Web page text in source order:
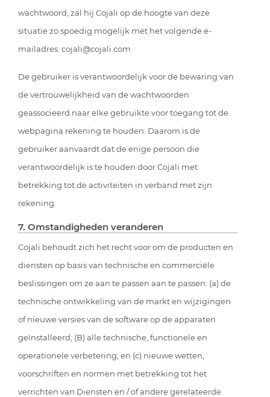
wachtwoord, zal hij Cojali op de hoogte van deze
situatie zo spoedig mogelijk met het volgende e-
mailadres: cojali@cojali.com
De gebruiker is verantwoordelijk voor de bewaring van
de vertrouwelijkheid van de wachtwoorden
geassocieerd naar elke gebruikte voor toegang tot de
webpagina rekening te houden. Daarom is de
gebruiker aanvaardt dat de enige persoon die
verantwoordelijk is te houden door Cojali met
betrekking tot de activiteiten in verband met zijn
rekening.
7. Omstandigheden veranderen
Cojali behoudt zich het recht voor om de producten en
diensten op basis van technische en commerciële
beslissingen om ze aan te passen aan te passen: (a) de
technische ontwikkeling van de markt en wijzigingen
of nieuwe versies van de software op de apparaten
geïnstalleerd; (B) alle technische, functionele en
operationele verbetering; en (c) nieuwe wetten,
voorschriften en normen met betrekking tot het
verrichten van Diensten en / of andere gerelateerde